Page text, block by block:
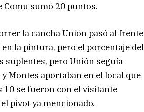
Comu sumó 20 puntos.
la cancha Unión pasó al frente
la pintura, pero el porcentaje del
suplentes, pero Unión seguía
Montes aportaban en el local que
10 se fueron con el visitante
pivot ya mencionado.